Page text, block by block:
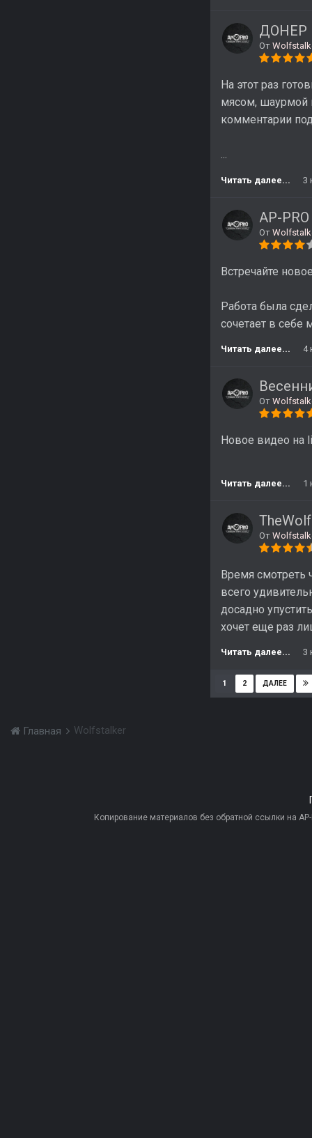
ДОНЕР
От
На этот раз
мясом, шаурмой
комментарии
...
Читать далее... 3
AP-
От
Встречайте
Работа была
сочетает в себе
Читать далее... 4
От
Новое видео на
Читать далее... 1
От
Время смотреть
всего
досадно
хочет еще раз
Читать далее... 3
1 2 ДАЛЕЕ
Главная Wolfstalker
Копирование материалов без обратной ссылки на